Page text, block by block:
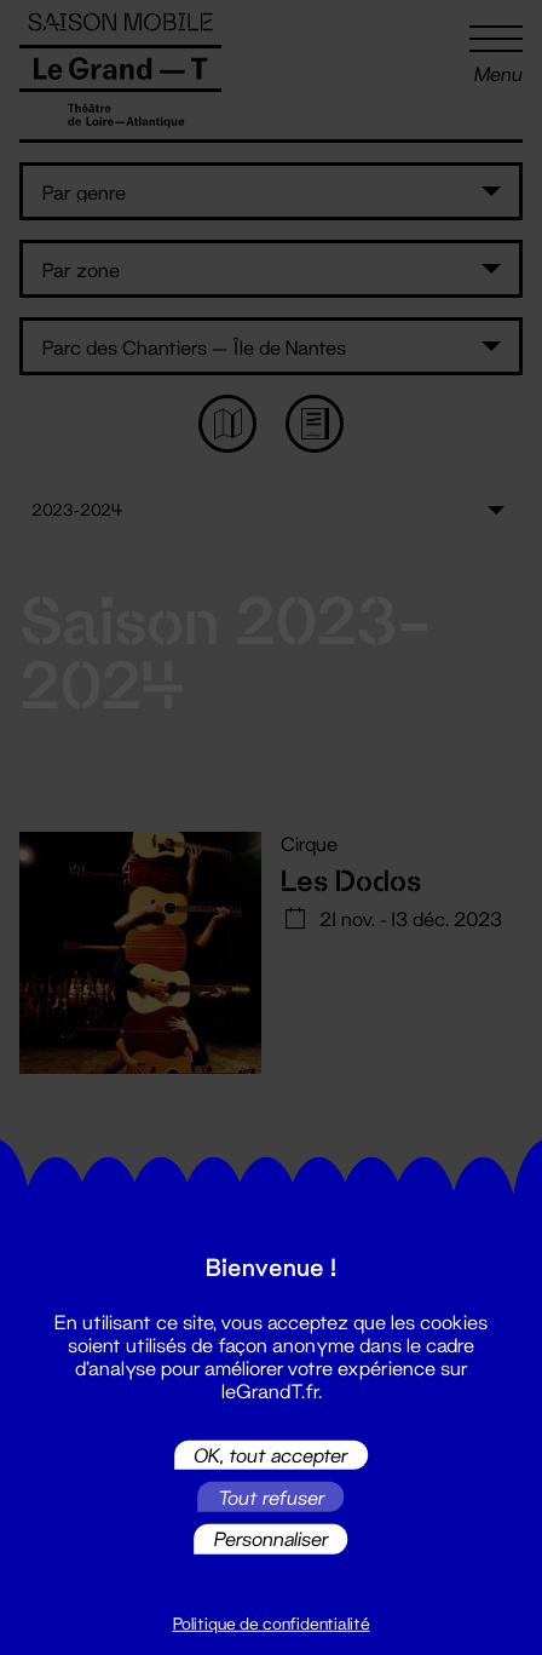
Menu
Cirque
Les Dodos
21 nov. - 13 déc. 2023
Grand T :
Panneau de gestion des cookies
Bienvenue !
En utilisant ce site, vous acceptez que les cookies
soient utilisés de façon anonyme dans le cadre
d'analyse pour améliorer votre expérience sur
leGrandT.fr.
OK, tout accepter
Tout refuser
Personnaliser
Politique de confidentialité